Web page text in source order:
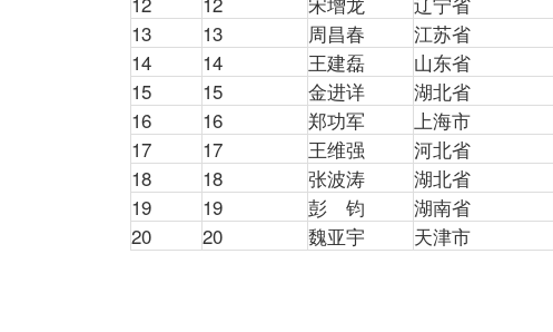
13
13 周昌春 江苏省
14
14 王建磊 山东省
15
15 金进详 湖北省
16
16 郑功军 上海市
17
17 王维强 河北省
18
18 张波涛 湖北省
19
19 彭 钧 湖南省
20
20 魏亚宇 天津市